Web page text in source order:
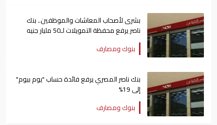
بشرى لأصحاب المعاشات والموظفين.. بنك
ناصر يرفع محفظة التمويلات لـ50 مليار جنيه
بنوك ومصارف
بنك ناصر المصري يرفع فائدة حساب "يوم بيوم"
إلى 19%
بنوك ومصارف